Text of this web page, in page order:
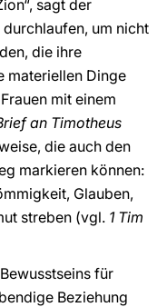
sagt der
um nicht
die ihre
materiellen Dinge
mit einem
an Timotheus
die auch den
markieren können:
Glauben,
streben (vgl. 1 Tim
für
Beziehung